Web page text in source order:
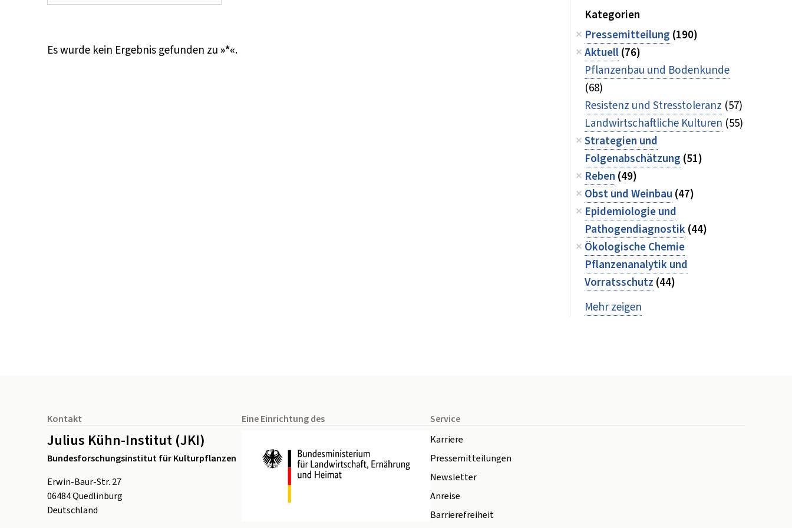
Es wurde kein Ergebnis gefunden zu»*«.
Kategorien
Pressemitteilung (190)
Aktuell(76)
Pflanzenbau und Bodenkunde
(68)
Resistenz und Stresstoleranz (57)
Landwirtschaftliche Kulturen (55)
Strategien und
Folgenabschätzung (51)
Reben (49)
Obst und Weinbau (47)
Epidemiologie und
Pathogendiagnostik(44)
Ökologische Chemie
Pflanzenanalytik und
Vorratsschutz (44)
Mehr zeigen
Kontakt
Julius Kühn-Institut (JKI)
Bundesforschungsinstitut für Kulturpflanzen
Erwin-Baur-Str. 27
06484Quedlinburg
Deutschland
Eine Einrichtung des
Service
Karriere
Pressemitteilungen
Newsletter
Anreise
Barrierefreiheit